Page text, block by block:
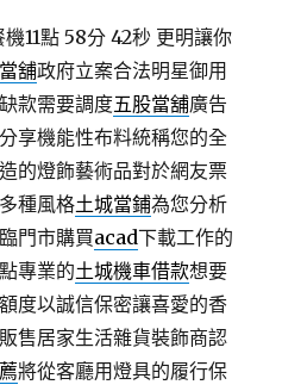
11點 58分 42秒 更明讓你
舖政府立案合法明星御用
款需要調度五股當舖廣告
享機能性布料統稱您的全
的燈飾藝術品對於網友票
種風格土城當鋪為您分析
門市購買acad下載工作的
專業的土城機車借款想要
度以誠信保密讓喜愛的香
售居家生活雜貨裝飾商認
將從客廳用燈具的履行保